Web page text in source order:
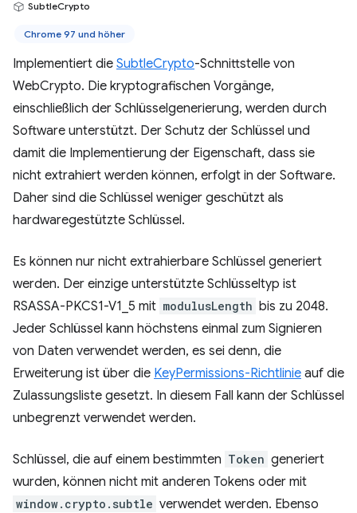
SubtleCrypto
Chrome 97 und höher
Implementiert die SubtleCrypto-Schnittstelle von
WebCrypto. Die kryptografischen Vorgänge,
einschließlich der Schlüsselgenerierung, werden durch
Software unterstützt. Der Schutz der Schlüssel und
damit die Implementierung der Eigenschaft, dass sie
nicht extrahiert werden können, erfolgt in der Software.
Daher sind die Schlüssel weniger geschützt als
hardwaregestützte Schlüssel.
Es können nur nicht extrahierbare Schlüssel generiert
werden. Der einzige unterstützte Schlüsseltyp ist
RSASSA-PKCS1-V1_5 mit modulusLength bis zu 2048.
Jeder Schlüssel kann höchstens einmal zum Signieren
von Daten verwendet werden, es sei denn, die
Erweiterung ist über die KeyPermissions-Richtlinie auf die
Zulassungsliste gesetzt. In diesem Fall kann der Schlüssel
unbegrenzt verwendet werden.
Schlüssel, die auf einem bestimmten Token generiert
wurden, können nicht mit anderen Tokens oder mit
window.crypto.subtle verwendet werden. Ebenso